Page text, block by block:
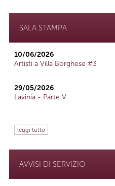
SALA STAMPA
10/06/2026
Artisti a Villa Borghese #3
29/05/2026
Lavinia - Parte V
leggi tutto
AVVISI DI SERVIZIO